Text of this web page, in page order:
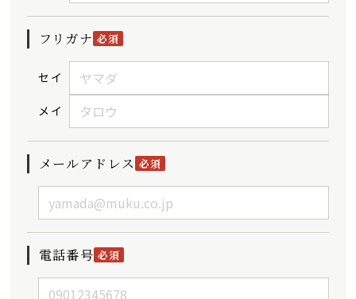
フリガナ 必須
セイ
メイ
メールアドレス 必須
電話番号 必須